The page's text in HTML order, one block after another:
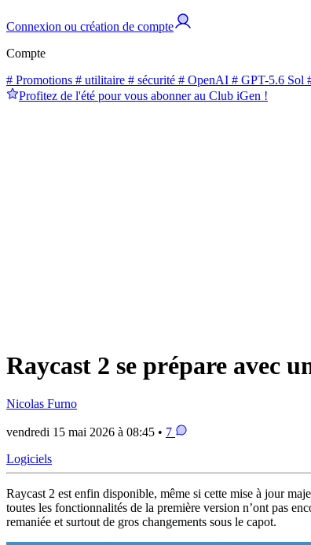
Connexion ou création de compte
Compte
# Promotions # utilitaire # sécurité # OpenAI # GPT-5.6 Sol
Profitez de l'été pour vous abonner au Club iGen !
Raycast 2 se prépare avec
Nicolas Furno
vendredi 15 mai 2026 à 08:45 • 7
Logiciels
Raycast 2 est enfin disponible, même si cette mise à jour
toutes les fonctionnalités de la première version n’ont pas
remaniée et surtout de gros changements sous le capot.